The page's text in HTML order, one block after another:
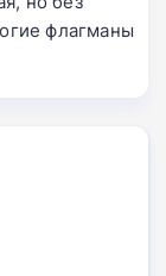
флагманы